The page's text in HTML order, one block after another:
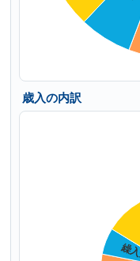
歳入の内訳